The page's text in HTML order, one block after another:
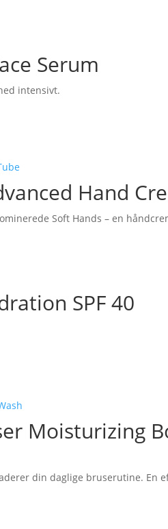
Serum
intensivt.
Hand
Soft Hands – en
SPF 40
Moisturizing
din daglige bruserutine. En